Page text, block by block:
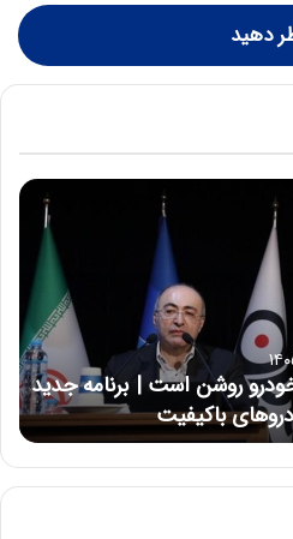
دهید
روشن است | برنامه جدید
باکیفیت